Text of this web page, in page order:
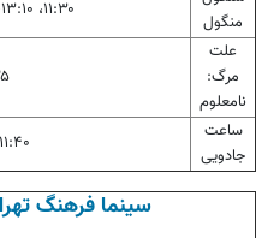
منگول
۱۱:۳۰، ۱۳:۱۰، ۱۶:۴۰، ۱۸:۴۵
علت
مرگ:
نامعلوم
ساعت
جادویی
۱۱:۴۰، ۱۸:۲۵
سینما فرهنگ